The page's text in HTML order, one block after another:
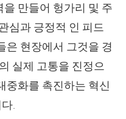
만들어 헝가리 및 주
심과 긍정적 인 피드
은 현장에서 그것을 경
실제 고통을 진정으
중화를 촉진하는 혁신
.